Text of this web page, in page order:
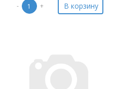
- + В корзину